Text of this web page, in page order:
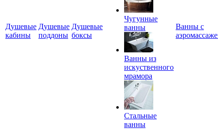
Душевые
кабины
Душевые
поддоны
Душевые
боксы
Чугунные
ванны
Ванны из
искуственного
мрамора
Стальные
ванны
Ванны с